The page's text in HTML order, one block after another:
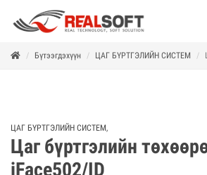
Бүтээгдэхүүн ЦАГ БҮРТГЭЛИЙН СИСТЕМ
ЦАГ БҮРТГЭЛИЙН СИСТЕМ,
Цаг бүртгэлийн
iFace502/ID